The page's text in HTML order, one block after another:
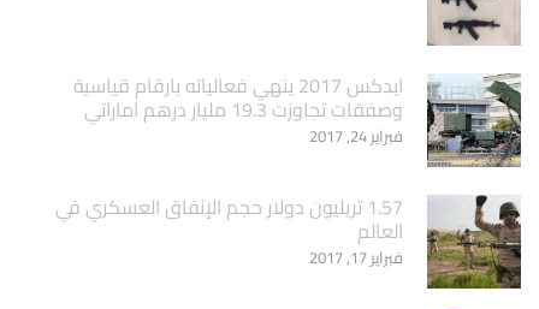
ايدكس 2017 ينهي فعالياته بارقام قياسية
وصفقات تجاوزت 19.3 مليار درهم اماراتي
فبراير 24, 2017
1.57 تريليون دولار حجم الإنفاق العسكري في
العالم
فبراير 17, 2017